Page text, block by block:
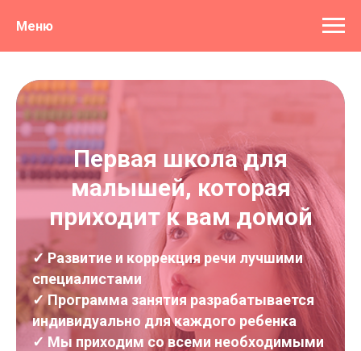
Меню
Первая школа для
малышей, которая
приходит к вам домой
✓ Развитие и коррекция речи лучшими
специалистами
✓ Программа занятия разрабатывается
индивидуально для каждого ребенка
✓ Мы приходим со всеми необходимыми